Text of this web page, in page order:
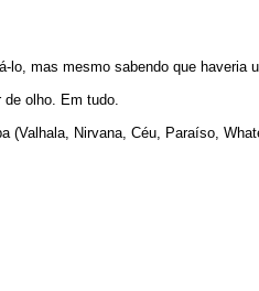
lo, mas mesmo sabendo que haveria
de olho. Em tudo.
(Valhala, Nirvana, Céu, Paraíso,